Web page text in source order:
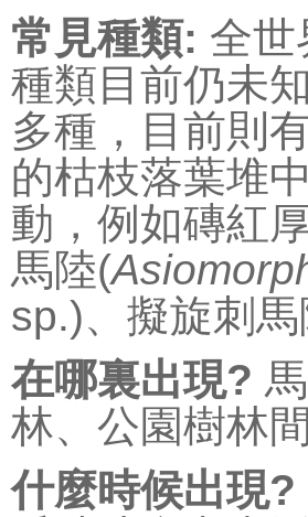
常見種類: 全世
種類目前仍未
多種，目前則
的枯枝落葉堆
動，例如磚紅
馬陸(
sp.)、擬旋刺
在哪裏出現?
林、公園樹林
什麼時候出現?